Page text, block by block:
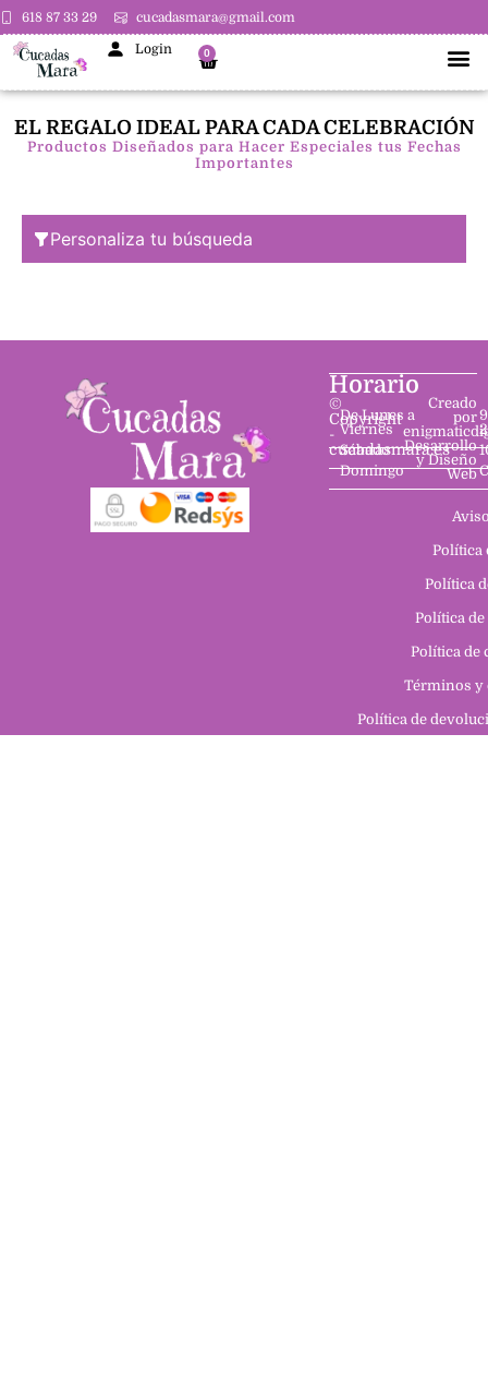
618 87 33 29 cucadasmara@gmail.com
Login 0
EL REGALO IDEAL PARA CADA CELEBRACIÓN
Productos Diseñados para Hacer Especiales tus Fechas
Importantes
Personaliza tu búsqueda
Horario
De Lunes a
Viernes
Sábado
Domingo
Política
Política
Política
Política de
Términos y
Política de
©
Copyright
-
cucadasmara.es
Creado
por
Desarrollo
y Diseño
Web